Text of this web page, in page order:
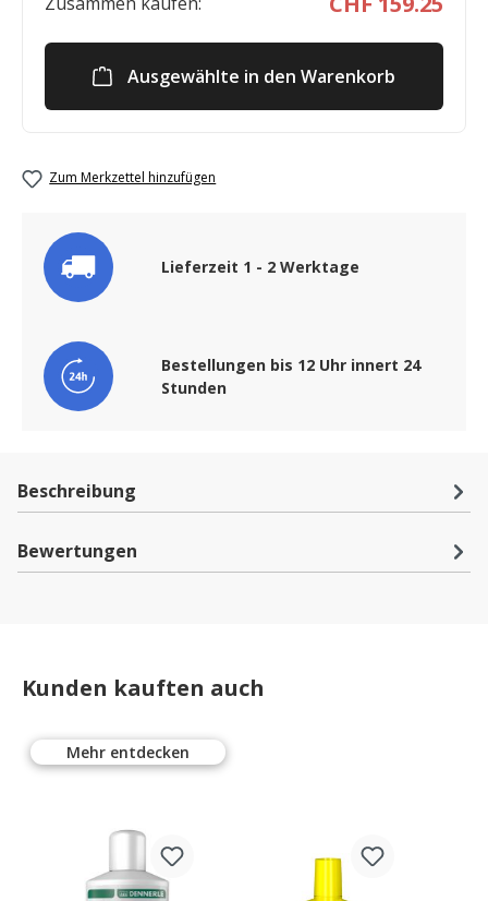
Ausgewählte in den Warenkorb
Zum Merkzettel hinzufügen
Lieferzeit 1 - 2 Werktage
Bestellungen bis 12 Uhr innert 24
Stunden
Beschreibung
Bewertungen
Kunden kauften auch
Mehr entdecken